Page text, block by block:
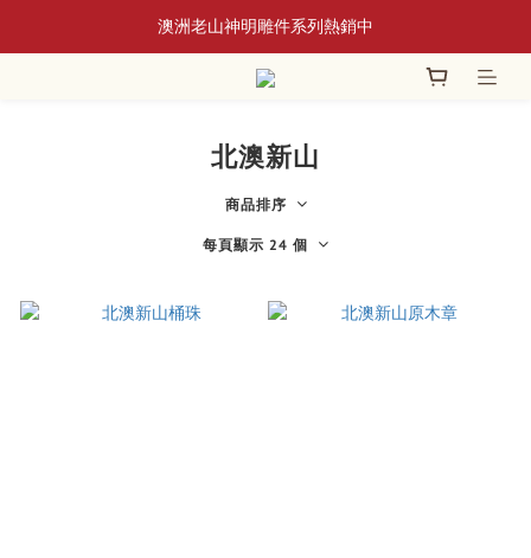
📢 8/3~9/10 全館立香系列滿額贈蘆香插
澳洲老山神明雕件系列熱銷中
香爐系列｜新品上架・人氣補貨
北澳新山
商品排序
每頁顯示 24 個